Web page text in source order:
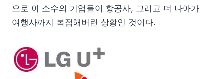
으로 이 소수의 기업들이 항공사, 그리고 더 나아가
여행사까지 복점해버린 상황인 것이다.